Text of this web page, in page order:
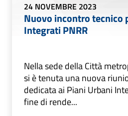
24 NOVEMBRE 2023
Nuovo incontro tecnico
Integrati PNRR
Nella sede della Città
si è tenuta una nuova
dedicata ai Piani Urbani
fine di rende...